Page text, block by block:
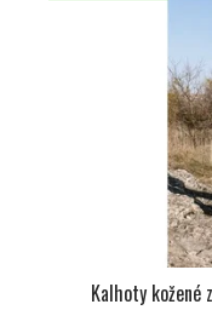
Kalhoty kožené